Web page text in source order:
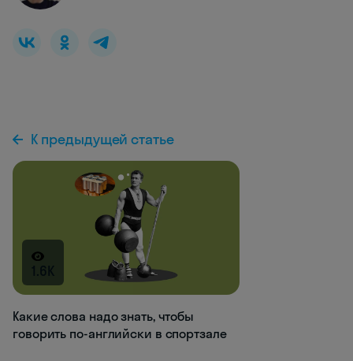
К предыдущей статье
1.6K
Какие слова надо знать, чтобы
говорить по-английски в спортзале